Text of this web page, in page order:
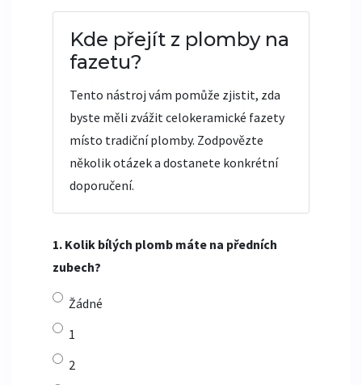
Kde přejít z plomby na
fazetu?
Tento nástroj vám pomůže zjistit, zda
byste měli zvážit celokeramické fazety
místo tradiční plomby. Zodpovězte
několik otázek a dostanete konkrétní
doporučení.
1. Kolik bílých plomb máte na předních
zubech?
Žádné
1
2